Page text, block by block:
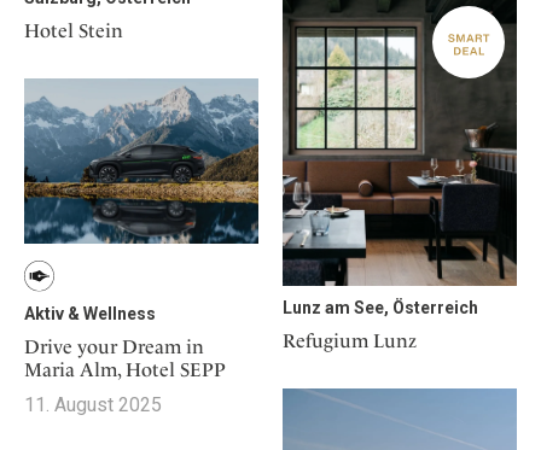
Hotel Stein
Lunz am See, Österreich
Refugium Lunz
Aktiv & Wellness
Drive your Dream in
Maria Alm, Hotel SEPP
11. August 2025